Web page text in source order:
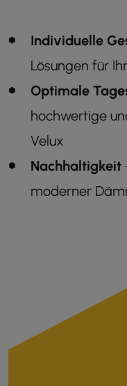
Individuelle
Lösungen für
Optimale
hochwertige
Velux
Nachhaltigkeit
moderner